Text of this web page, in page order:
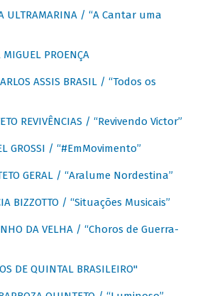
ULTRAMARINA / “A Cantar uma
PROENÇA
ASSIS BRASIL / “Todos os
REVIVÊNCIAS / “Revivendo Victor”
GROSSI / “#EmMovimento”
GERAL / “Aralume Nordestina”
BIZZOTTO / “Situações Musicais”
DA VELHA / “Choros de Guerra-
DE QUINTAL BRASILEIRO"